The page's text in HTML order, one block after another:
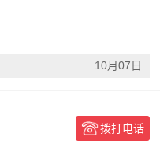
10月07日
拨打电话